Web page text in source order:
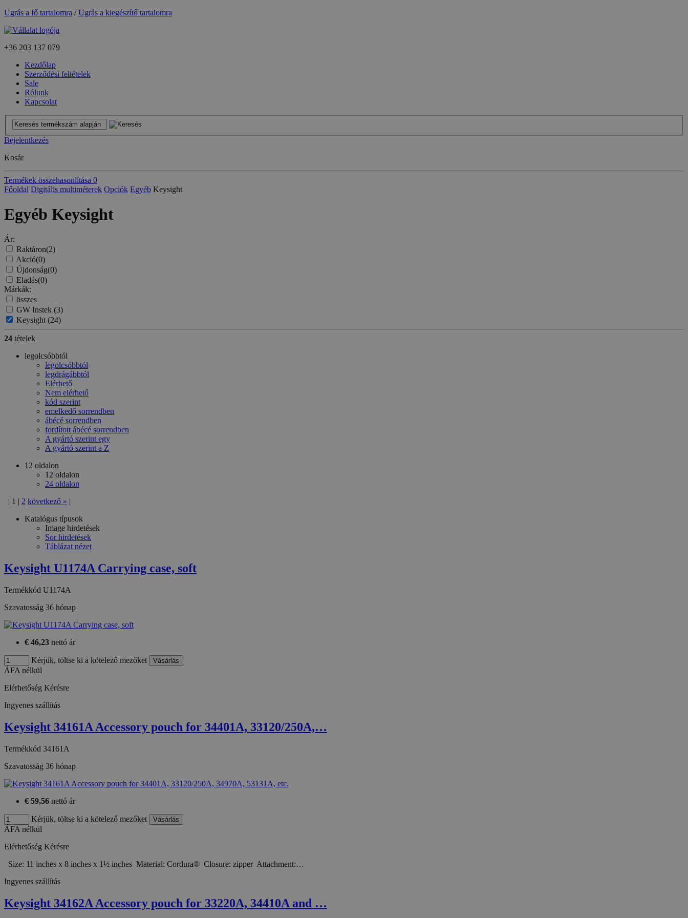
Ugrás a fő tartalomra /Ugrás a kiegészítő tartalomra
+36 203 137 079
Kezdőlap
Szerződési feltételek
Sale
Rólunk
Kapcsolat
Bejelentkezés
Kosár
Termékek összehasonlítása 0
Főoldal Digitális multiméterek Opciók Egyéb Keysight
Egyéb Keysight
Ár:
Raktáron(2)
Akció(0)
Újdonság(0)
Eladás(0)
Márkák:
összes
GW Instek (3)
Keysight(24)
24 tételek
legolcsóbbtól
legolcsóbbtól
legdrágábbtól
Elérhető
Nem elérhető
kód szerint
emelkedő sorrendben
ábécé sorrendben
fordított ábécé sorrendben
A gyártó szerint egy
A gyártó szerint a Z
12 oldalon
12 oldalon
24 oldalon
1 2 következő »
Katalógus típusok
Image hirdetések
Sor hirdetések
Táblázat nézet
Keysight U1174A Carrying case, soft
Termékkód U1174A
Szavatosság 36 hónap
€ 46,23 nettó ár
Kérjük, töltse ki a kötelező mezőket
ÁFA nélkül
Elérhetőség Kérésre
Ingyenes szállítás
Keysight 34161A Accessory pouch for 34401A, 33120/250A,…
Termékkód 34161A
Szavatosság 36 hónap
€ 59,56 nettó ár
Kérjük, töltse ki a kötelező mezőket
ÁFA nélkül
Elérhetőség Kérésre
Size: 11 inches x 8 inches x 1½ inches Material: Cordura® Closure: zipper Attachment:…
Ingyenes szállítás
Keysight 34162A Accessory pouch for 33220A, 34410A and …